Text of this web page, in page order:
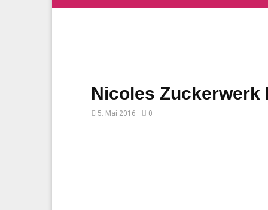
Nicoles Zuckerwerk
5. Mai 2016 0